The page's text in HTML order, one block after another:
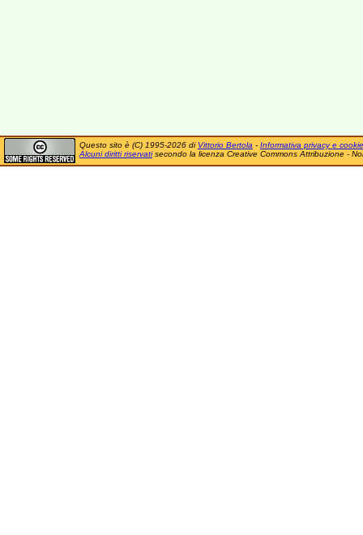
Questo sito è (C) 1995-2026 di Vittorio Bertola - Informativa privacy e cookie
Alcuni diritti riservatisecondo la licenza Creative Commons Attribuzione -